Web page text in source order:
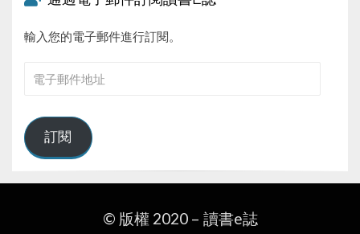
輸入您的電子郵件進行訂閱。
件
地
訂閱
© 版權 2020 – 讀書e誌